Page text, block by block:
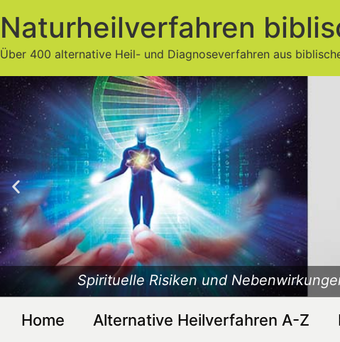
Naturheilverfahren
Über 400 alternative Heil- und Diagnoseverfahren aus
Spirituelle Risiken und
Home Alternative Heilverfahren A-Z